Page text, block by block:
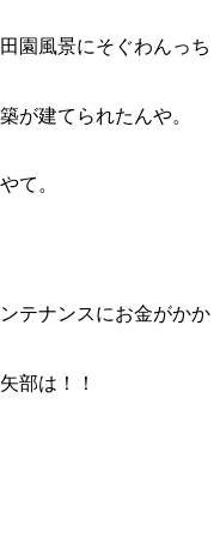
園風景にそぐわんっち
が建てられたんや。
て。
テナンスにお金がかか
部は！！